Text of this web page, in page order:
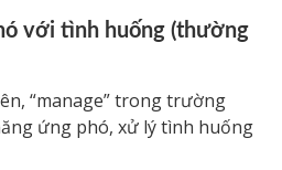
với tình huống (thường
“manage” trong trường
ứng phó, xử lý tình huống